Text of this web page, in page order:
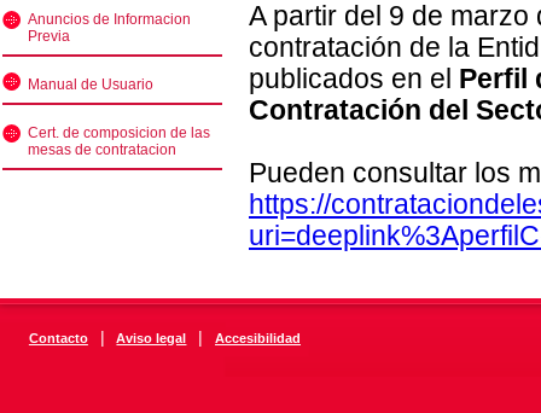
Anuncios de Informacion
Previa
Manual de Usuario
Cert. de composicion de las
mesas de contratacion
A partir del 9 de
contratación de la
publicados en el Perfil
Contratación del
Pueden consultar los
https://
Contacto | Aviso legal | Accesibilidad